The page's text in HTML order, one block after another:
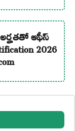
ఆఫీస్
2026